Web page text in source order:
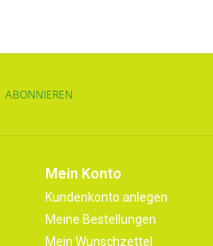
ABONNIEREN
Mein Konto
Kundenkonto anlegen
Meine Bestellungen
Mein Wunschzettel